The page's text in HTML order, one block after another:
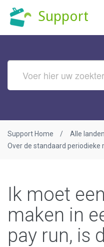
Support
Support Home
Alle
Over de standaard periodieke
Ik moet
maken in
pay run, is